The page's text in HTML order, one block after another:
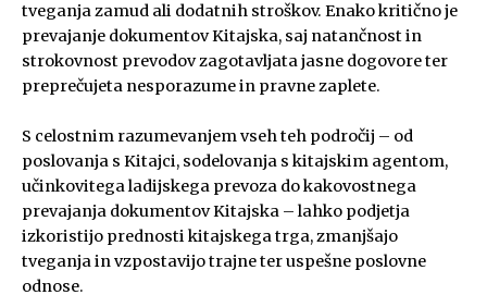
tveganja zamud ali dodatnih stroškov. Enako kritično je
prevajanje dokumentov Kitajska, saj natančnost in
strokovnost prevodov zagotavljata jasne dogovore ter
preprečujeta nesporazume in pravne zaplete.
S celostnim razumevanjem vseh teh področij – od
poslovanja s Kitajci, sodelovanja s kitajskim agentom,
učinkovitega ladijskega prevoza do kakovostnega
prevajanja dokumentov Kitajska – lahko podjetja
izkoristijo prednosti kitajskega trga, zmanjšajo
tveganja in vzpostavijo trajne ter uspešne poslovne
odnose.